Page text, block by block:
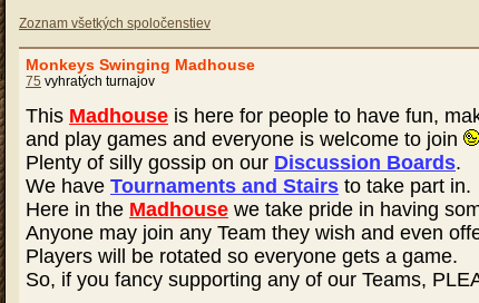
Zoznam všetkých spoločenstiev
Monkeys Swinging Madhouse
75 vyhratých turnajov
This Madhouse is here for people to have fun,
and play games and everyone is welcome to join
Plenty of silly gossip on our Discussion Boards.
We have Tournaments and Stairs to take part in.
Here in the Madhouse we take pride in having
Anyone may join any Team they wish and even
Players will be rotated so everyone gets a game.
So, if you fancy supporting any of our Teams,